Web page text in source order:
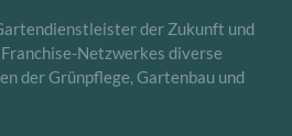
der Zukunft und
Netzwerkes diverse
der Grünpflege, Gartenbau und